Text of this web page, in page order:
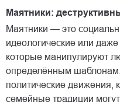
Маятники:
Маятники — это
идеологические или
которые манипулируют
определённым
политические движения,
семейные традиции